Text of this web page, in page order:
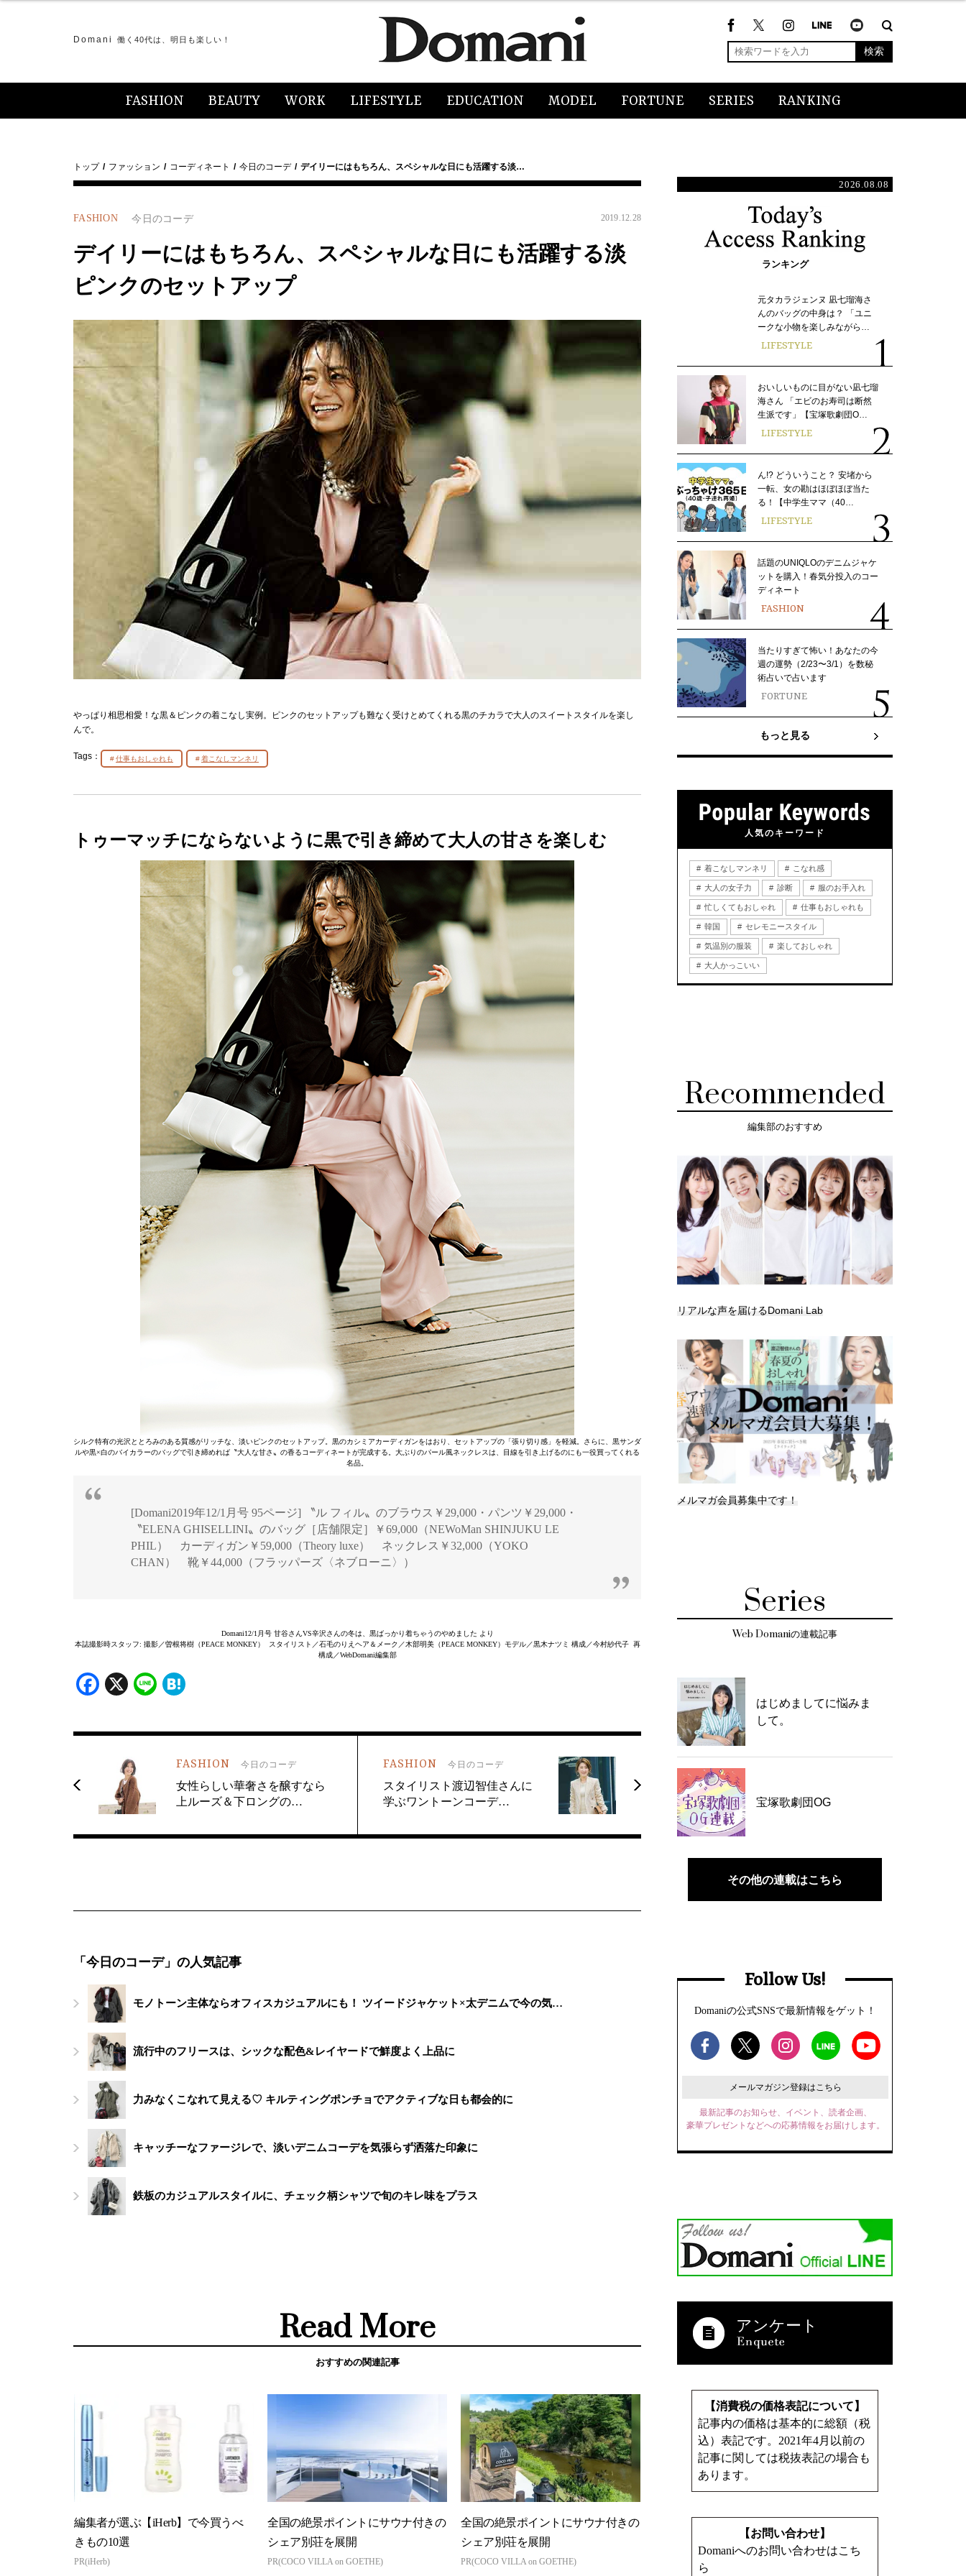
Domani 働く40代は、明日も楽しい！
検索
FASHION BEAUTY WORK LIFESTYLE EDUCATION MODEL FORTUNE SERIES RANKING
トップ ファッション コーディネート 今日のコーデ デイリーにはもちろん、スペシャルな日にも活躍する淡…
FASHION 今日のコーデ 2019.12.28
デイリーにはもちろん、スペシャルな日にも活躍する淡
ピンクのセットアップ
やっぱり相思相愛！な黒＆ピンクの着こなし実例。ピンクのセットアップも難なく受けとめてくれる黒のチカラで大人のスイートスタイルを楽し
んで。
Tags： 仕事もおしゃれも 着こなしマンネリ
トゥーマッチにならないように黒で引き締めて大人の甘さを楽しむ
シルク特有の光沢ととろみのある質感がリッチな、淡いピンクのセットアップ。黒のカシミアカーディガンをはおり、セットアップの「張り切り感」を軽減。さらに、黒サンダ
ルや黒×白のバイカラーのバッグで引き締めれば〝大人な甘さ〟の香るコーディネートが完成する。大ぶりのパール風ネックレスは、目線を引き上げるのにも一役買ってくれる
名品。
[Domani2019年12/1月号 95ページ] 〝ル フィル〟のブラウス￥29,000・パンツ￥29,000・
〝ELENA GHISELLINI〟のバッグ［店舗限定］￥69,000（NEWoMan SHINJUKU LE
PHIL） カーディガン￥59,000（Theory luxe） ネックレス￥32,000（YOKO
CHAN） 靴￥44,000（フラッパーズ〈ネブローニ〉）
Domani12/1月号 甘谷さんVS辛沢さんの冬は、黒ばっかり着ちゃうのやめました より
本誌撮影時スタッフ: 撮影／曽根将樹（PEACE MONKEY） スタイリスト／石毛のりえヘア＆メーク／木部明美（PEACE MONKEY）モデル／黒木ナツミ 構成／今村紗代子 再
構成／WebDomani編集部
Facebook
X Line
FASHION 今日のコーデ
女性らしい華奢さを醸すなら
上ルーズ＆下ロングの…
FASHION 今日のコーデ
スタイリスト渡辺智佳さんに
学ぶワントーンコーデ…
「今日のコーデ」の人気記事
モノトーン主体ならオフィスカジュアルにも！ ツイードジャケット×太デニムで今の気…
流行中のフリースは、シックな配色&レイヤードで鮮度よく上品に
力みなくこなれて見える♡ キルティングポンチョでアクティブな日も都会的に
キャッチーなファージレで、淡いデニムコーデを気張らず洒落た印象に
鉄板のカジュアルスタイルに、チェック柄シャツで旬のキレ味をプラス
Read More
おすすめの関連記事
編集者が選ぶ【iHerb】で今買うべ
きもの10選
PR(iHerb)
全国の絶景ポイントにサウナ付きの
シェア別荘を展開
PR(COCO VILLA on GOETHE)
全国の絶景ポイントにサウナ付きの
シェア別荘を展開
PR(COCO VILLA on GOETHE)
2026.08.08
ランキング
元タカラジェンヌ 凪七瑠海さ
んのバッグの中身は？ 「ユニ
ークな小物を楽しみながら…
LIFESTYLE
おいしいものに目がない凪七瑠
海さん 「エビのお寿司は断然
生派です」【宝塚歌劇団O…
LIFESTYLE
ん!? どういうこと？ 安堵から
一転、女の勘はほぼほぼ当た
る！【中学生ママ（40…
LIFESTYLE
話題のUNIQLOのデニムジャケ
ットを購入！春気分投入のコー
ディネート
FASHION
当たりすぎて怖い！あなたの今
週の運勢（2/23〜3/1）を数秘
術占いで占います
FORTUNE
もっと見る
人気のキーワード
着こなしマンネリ こなれ感
大人の女子力 診断 服のお手入れ
忙しくてもおしゃれ 仕事もおしゃれも
韓国 セレモニースタイル
気温別の服装 楽しておしゃれ
大人かっこいい
Recommended
編集部のおすすめ
リアルな声を届けるDomani Lab
メルマガ会員募集中です！
Series
Web Domaniの連載記事
はじめましてに悩みま
して。
宝塚歌劇団OG
その他の連載はこちら
Follow Us!
Domaniの公式SNSで最新情報をゲット！
メールマガジン登録はこちら
最新記事のお知らせ、イベント、読者企画、
豪華プレゼントなどへの応募情報をお届けします。
アンケート
【消費税の価格表記について】
記事内の価格は基本的に総額（税
込）表記です。2021年4月以前の
記事に関しては税抜表記の場合も
あります。
【お問い合わせ】
Domaniへのお問い合わせはこち
ら